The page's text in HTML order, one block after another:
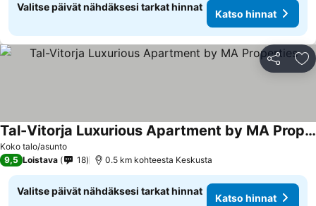
Valitse päivät nähdäksesi tarkat hinnat
Katso hinnat
Jaa
Koko talo/asunto
Tal-Vitorja Luxurious Apartment by MA Properties
9,5 Loistava 18 0.5 km kohteesta Keskusta
Valitse päivät nähdäksesi tarkat hinnat
Katso hinnat